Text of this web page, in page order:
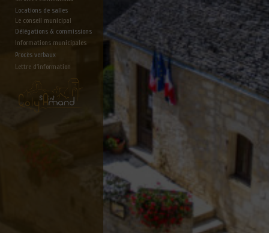
Locations de salles
Le conseil municipal
Délégations & commissions
Informations municipales
Lettre d'information
Procès verbaux